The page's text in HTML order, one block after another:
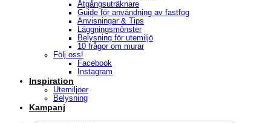
Åtgångsuträknare
Guide för användning av fastfog
Anvisningar & Tips
Läggningsmönster
Belysning för utemiljö
10 frågor om murar
Följ oss!
Facebook
Instagram
Inspiration
Utemiljöer
Belysning
Kampanj